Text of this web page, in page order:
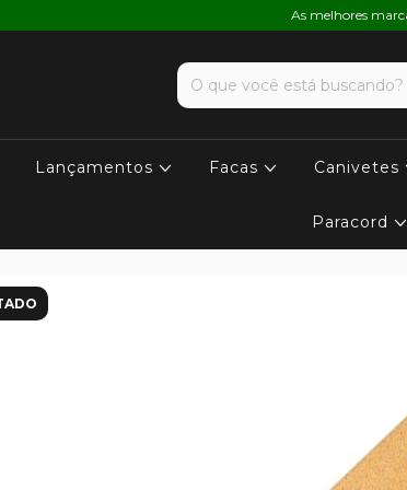
As melhores
Lançamentos Facas Canivetes
Paracord